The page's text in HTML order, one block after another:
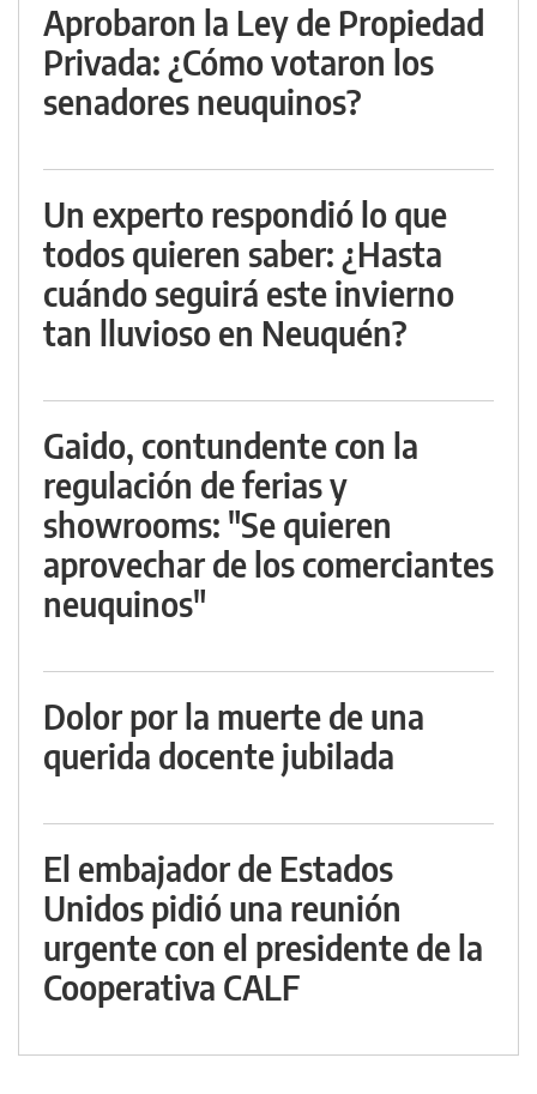
Aprobaron la Ley de Propiedad
Privada: ¿Cómo votaron los
senadores neuquinos?
Un experto respondió lo que
todos quieren saber: ¿Hasta
cuándo seguirá este invierno
tan lluvioso en Neuquén?
Gaido, contundente con la
regulación de ferias y
showrooms: "Se quieren
aprovechar de los comerciantes
neuquinos"
Dolor por la muerte de una
querida docente jubilada
El embajador de Estados
Unidos pidió una reunión
urgente con el presidente de la
Cooperativa CALF